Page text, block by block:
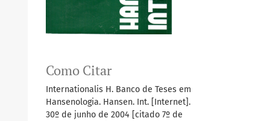
Como Citar
Internationalis H. Banco de Teses em
Hansenologia. Hansen. Int. [Internet].
30º de junho de 2004 [citado 7º de